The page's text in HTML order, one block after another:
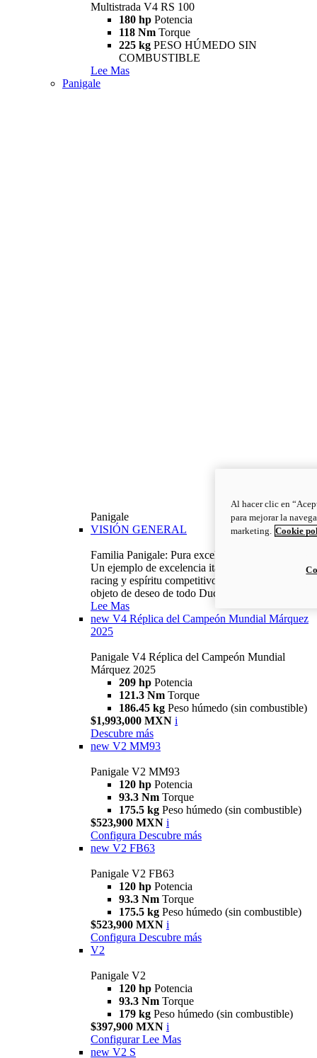
Multistrada V4 RS 100
180 hp Potencia
118 Nm Torque
225 kg PESO HÚMEDO SIN
COMBUSTIBLE
Lee Mas
Panigale
Panigale
VISIÓN GENERAL
Familia Panigale: Pura excelencia italiana.
Un ejemplo de excelencia italiana, con ADN
racing y espíritu competitivo: la Panigale es el
objeto de deseo de todo Ducatista.
Lee Mas
new V4 Réplica del Campeón Mundial Márquez
2025
Panigale V4 Réplica del Campeón Mundial
Márquez 2025
209 hp Potencia
121.3 Nm Torque
186.45 kg Peso húmedo (sin combustible)
$1,993,000 MXN i
Descubre más
new V2 MM93
Panigale V2 MM93
120 hp Potencia
93.3 Nm Torque
175.5 kg Peso húmedo (sin combustible)
$523,900 MXN i
Configura Descubre más
new V2 FB63
Panigale V2 FB63
120 hp Potencia
93.3 Nm Torque
175.5 kg Peso húmedo (sin combustible)
$523,900 MXN i
Configura Descubre más
V2
Panigale V2
120 hp Potencia
93.3 Nm Torque
179 kg Peso húmedo (sin combustible)
$397,900 MXN i
Configurar Lee Mas
new V2 S
Al hacer clic en
para mejorar la
marketing. Cookie